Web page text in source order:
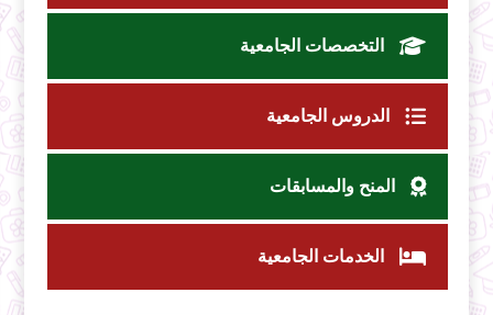
التخصصات الجامعية
الدروس الجامعية
المنح والمسابقات
الخدمات الجامعية